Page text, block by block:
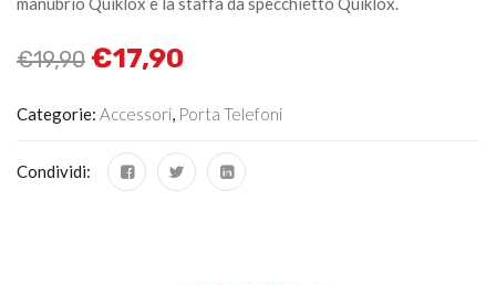
€19,90 €17,90
Categorie: Accessori, Porta Telefoni
Condividi: